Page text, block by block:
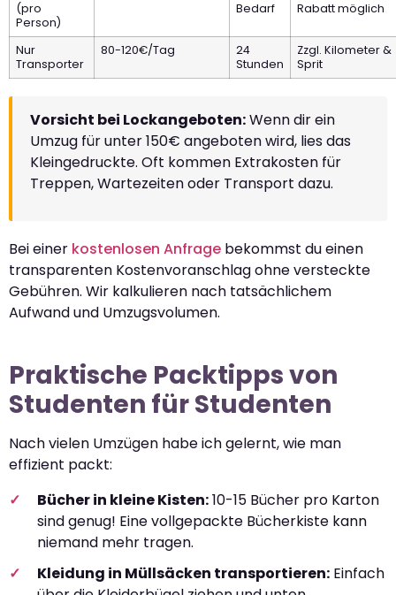
(pro
Person)
Bedarf
Rabatt möglich
Nur
Transporter
80-120€/Tag
24
Stunden
Zzgl. Kilometer &
Sprit
Vorsicht bei Lockangeboten:Wenn dir ein
Umzug für unter 150€ angeboten wird, lies das
Kleingedruckte. Oft kommen Extrakosten für
Treppen, Wartezeiten oder Transport dazu.
Bei einer kostenlosen Anfrage bekommst du einen
transparenten Kostenvoranschlag ohne versteckte
Gebühren. Wir kalkulieren nach tatsächlichem
Aufwand und Umzugsvolumen.
Praktische Packtipps von
Studenten für Studenten
Nach vielen Umzügen habe ich gelernt, wie man
effizient packt:
Bücher in kleine Kisten:10-15 Bücher pro Karton
sind genug! Eine vollgepackte Bücherkiste kann
niemand mehr tragen.
Kleidung in Müllsäcken transportieren: Einfach